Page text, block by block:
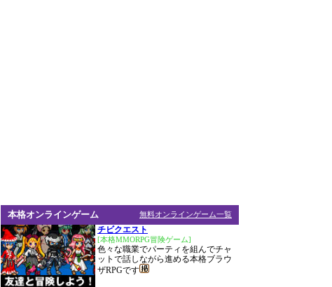
無料オンラインゲーム一覧
本格オンラインゲーム
チビクエスト
[本格MMORPG冒険ゲーム]
色々な職業でパーティを組んでチャ
ットで話しながら進める本格ブラウ
ザRPGです